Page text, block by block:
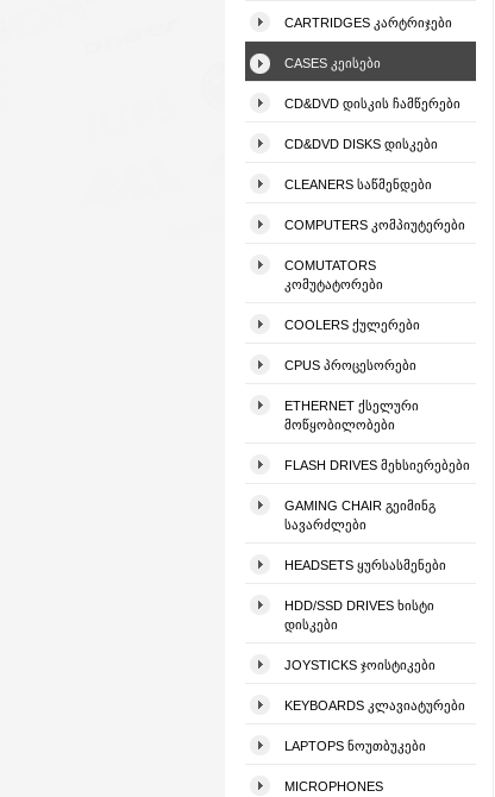
CARTRIDGES ᲙᲐᲠᲢᲠᲘᲯᲔᲑᲘ
CASES ᲙᲔᲘᲡᲔᲑᲘ
CD&DVD ᲓᲘᲡᲙᲘᲡ ᲩᲐᲛᲬᲔᲠᲔᲑᲘ
CD&DVD DISKS ᲓᲘᲡᲙᲔᲑᲘ
CLEANERS ᲡᲐᲬᲛᲔᲜᲓᲔᲑᲘ
COMPUTERS ᲙᲝᲛᲞᲘᲣᲢᲔᲠᲔᲑᲘ
COMUTATORS
ᲙᲝᲛᲣᲢᲐᲢᲝᲠᲔᲑᲘ
COOLERS ᲥᲣᲚᲔᲠᲔᲑᲘ
CPUS ᲞᲠᲝᲪᲔᲡᲝᲠᲔᲑᲘ
ETHERNET ᲥᲡᲔᲚᲣᲠᲘ
ᲛᲝᲬᲧᲝᲑᲘᲚᲝᲑᲔᲑᲘ
FLASH DRIVES ᲛᲔᲮᲡᲘᲔᲠᲔᲑᲔᲑᲘ
GAMING CHAIR ᲒᲔᲘᲛᲘᲜᲒ
ᲡᲐᲕᲐᲠᲫᲚᲔᲑᲘ
HEADSETS ᲧᲣᲠᲡᲐᲡᲛᲔᲜᲔᲑᲘ
HDD/SSD DRIVES ᲮᲘᲡᲢᲘ
ᲓᲘᲡᲙᲔᲑᲘ
JOYSTICKS ᲯᲝᲘᲡᲢᲘᲙᲔᲑᲘ
KEYBOARDS ᲙᲚᲐᲕᲘᲐᲢᲣᲠᲔᲑᲘ
LAPTOPS ᲜᲝᲣᲗᲑᲣᲙᲔᲑᲘ
MICROPHONES